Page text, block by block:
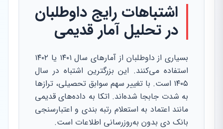
اشتباهات رایج داوطلبان
در تحلیل آمار قدیمی
بسیاری از داوطلبان از آمارهای سال ۱۴۰۱ یا ۱۴۰۲
استفاده می‌کنند. این بزرگترین اشتباه در سال
۱۴۰۵ است. با تغییر سهم سوابق تحصیلی، ترازها
به شدت جابجا شده‌اند. اتکا به داده‌های قدیمی
مانند اعتماد به استعلام رتبه بندی و اعتبارسنجی
بانک دی بدون به‌روزرسانی اطلاعات است.